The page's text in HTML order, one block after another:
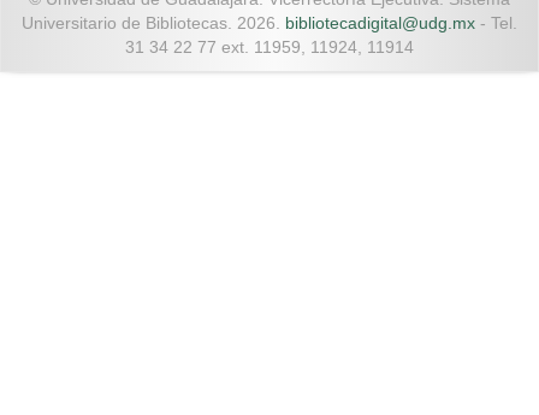
Universitario de Bibliotecas. 2026. bibliotecadigital@udg.mx - Tel.
31 34 22 77 ext. 11959, 11924, 11914